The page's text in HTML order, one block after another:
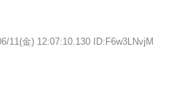
11(金) 12:07:10.130 ID:F6w3LNvjM